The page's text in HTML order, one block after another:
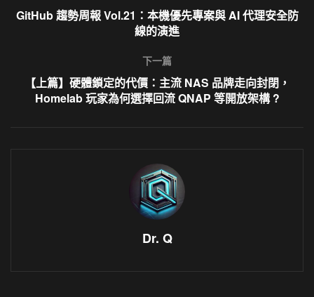
GitHub 趨勢周報 Vol.21：本機優先專案與 AI 代理安全防
線的演進
下一篇
【上篇】硬體鎖定的代價：主流 NAS 品牌走向封閉，
Homelab 玩家為何選擇回流 QNAP 等開放架構 ?
Dr. Q